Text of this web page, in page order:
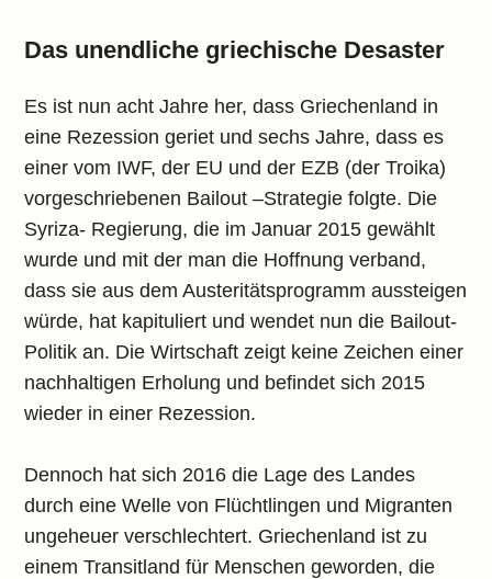
Das unendliche griechische Desaster
Es ist nun acht Jahre her, dass Griechenland in
eine Rezession geriet und sechs Jahre, dass es
einer vom IWF, der EU und der EZB (der Troika)
vorgeschriebenen Bailout –Strategie folgte. Die
Syriza- Regierung, die im Januar 2015 gewählt
wurde und mit der man die Hoffnung verband,
dass sie aus dem Austeritätsprogramm aussteigen
würde, hat kapituliert und wendet nun die Bailout-
Politik an. Die Wirtschaft zeigt keine Zeichen einer
nachhaltigen Erholung und befindet sich 2015
wieder in einer Rezession.
Dennoch hat sich 2016 die Lage des Landes
durch eine Welle von Flüchtlingen und Migranten
ungeheuer verschlechtert. Griechenland ist zu
einem Transitland für Menschen geworden, die